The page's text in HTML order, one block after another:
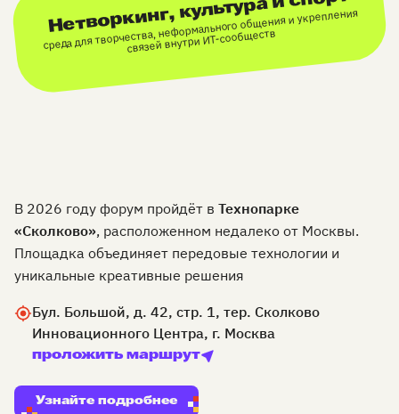
Нетворкинг, культура и спорт
среда для творчества, неформального общения и укрепления
связей внутри ИТ-сообществ
В 2026 году форум пройдёт в Технопарке
«Сколково», расположенном недалеко от Москвы.
Площадка объединяет передовые технологии и
уникальные креативные решения
Бул. Большой, д. 42, стр. 1, тер. Сколково
Инновационного Центра, г. Москва
проложить маршрут
Узнайте подробнее